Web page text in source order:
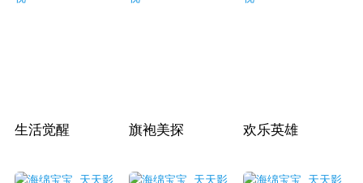
生活觉醒 旗袍美探 欢乐英雄